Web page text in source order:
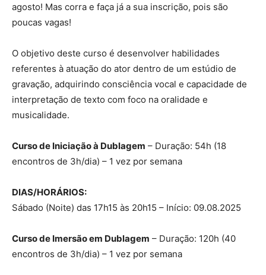
agosto! Mas corra e faça já a sua inscrição, pois são
poucas vagas!
O objetivo deste curso é desenvolver habilidades
referentes à atuação do ator dentro de um estúdio de
gravação, adquirindo consciência vocal e capacidade de
interpretação de texto com foco na oralidade e
musicalidade.
Curso de Iniciação à Dublagem – Duração: 54h (18
encontros de 3h/dia) – 1 vez por semana
DIAS/HORÁRIOS:
Sábado (Noite) das 17h15 às 20h15 – Início: 09.08.2025
Curso de Imersão em Dublagem – Duração: 120h (40
encontros de 3h/dia) – 1 vez por semana